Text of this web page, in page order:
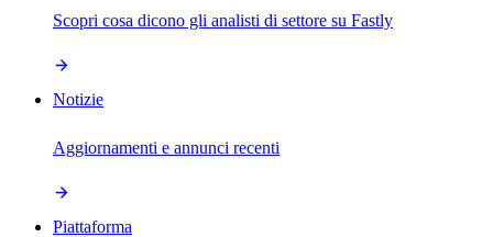
Scopri cosa dicono gli analisti di settore su Fastly
Notizie
Aggiornamenti e annunci recenti
Piattaforma